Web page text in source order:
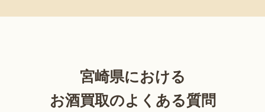
宮崎県における
お酒買取のよくある質問